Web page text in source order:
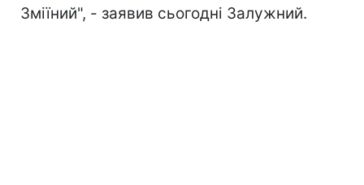
Зміїний", - заявив сьогодні Залужний.